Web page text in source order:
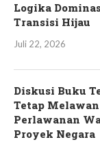
Logika
Transisi Hijau
Juli 22, 2026
Diskusi Buku
Tetap
Perlawanan
Proyek Negara